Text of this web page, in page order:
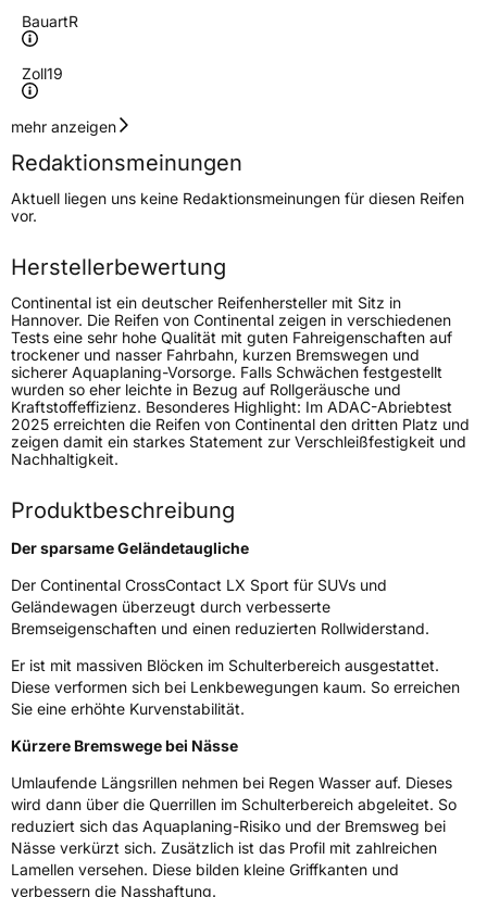
BauartR
Zoll19
Geschwindigkeitsindex
Höchstgeschwindigkeit
270 km/h
Lastindex111
Höchstlast1090 kg
Gewicht (in kg) 16,59 kg
Generelle Merkmale
FahrzeugtypSUV
VerwendungSommerreifen
ModellnameCrossContact LX Sport
Weitere Eigenschaften
SchlauchtypTL
ZustandNeureifen
M+SJa
FelgenschutzFR
SealContiSeal
Offroad Ja
mehr anzeigen
Redaktionsmeinungen
Aktuell liegen uns keine Redaktionsmeinungen für diesen Reifen
vor.
Herstellerbewertung
Continental ist ein deutscher Reifenhersteller mit Sitz in
Hannover. Die Reifen von Continental zeigen in verschiedenen
Tests eine sehr hohe Qualität mit guten Fahreigenschaften auf
trockener und nasser Fahrbahn, kurzen Bremswegen und
sicherer Aquaplaning-Vorsorge. Falls Schwächen festgestellt
wurden so eher leichte in Bezug auf Rollgeräusche und
Kraftstoffeffizienz. Besonderes Highlight: Im ADAC-Abriebtest
2025 erreichten die Reifen von Continental den dritten Platz und
zeigen damit ein starkes Statement zur Verschleißfestigkeit und
Nachhaltigkeit.
Produktbeschreibung
Der sparsame Geländetaugliche
Der Continental CrossContact LX Sport für SUVs und
Geländewagen überzeugt durch verbesserte
Bremseigenschaften und einen reduzierten Rollwiderstand.
Er ist mit massiven Blöcken im Schulterbereich ausgestattet.
Diese verformen sich bei Lenkbewegungen kaum. So erreichen
Sie eine erhöhte Kurvenstabilität.
Kürzere Bremswege bei Nässe
Umlaufende Längsrillen nehmen bei Regen Wasser auf. Dieses
wird dann über die Querrillen im Schulterbereich abgeleitet. So
reduziert sich das Aquaplaning-Risiko und der Bremsweg bei
Nässe verkürzt sich. Zusätzlich ist das Profil mit zahlreichen
Lamellen versehen. Diese bilden kleine Griffkanten und
verbessern die Nasshaftung.